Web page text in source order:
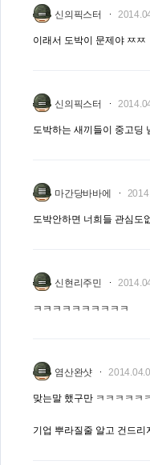
신의픽스터
이래서 도박이 문제야 ㅉㅉ
신의픽스터
도박하는 새끼들이 중고딩
마간당바바에
도박안하면 너희들 관심도
신현리주민
ㅋㅋㅋㅋㅋㅋㅋㅋㅋㅋ
염산완샷
맞는말 했구만 ㅋㅋㅋㅋㅋ
기업 뿌라질줄 알고 건드